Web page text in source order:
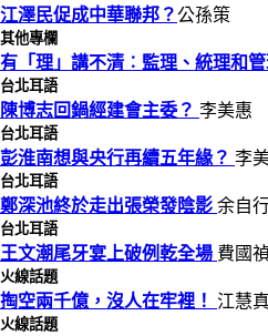
江澤民促成中華聯邦？公孫策
其他專欄
有「理」講不清︰監理、統理和
台北耳語
陳博志回鍋經建會主委？ 李美惠
台北耳語
彭淮南想與央行再續五年緣？ 李
台北耳語
鄭深池終於走出張榮發陰影 余自
台北耳語
王文潮尾牙宴上破例乾全場 費國
火線話題
掏空兩千億，沒人在牢裡！ 江慧
火線話題